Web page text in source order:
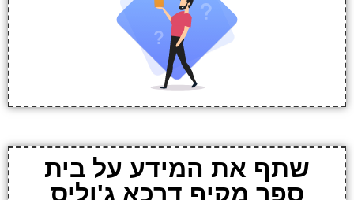
שתף את המידע על בית
ספר מקיף דרכא ג'וליס